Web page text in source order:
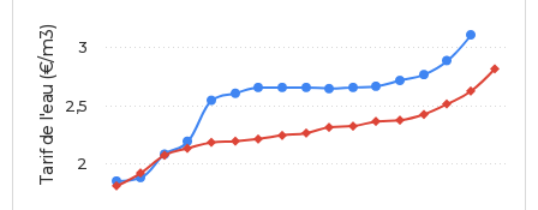
Tarif de l'eau (€/m3) 2
2,5
3